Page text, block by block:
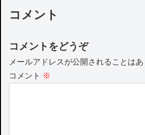
コメント
コメントをどうぞ
メールアドレスが公開されることはあ
コメント ※